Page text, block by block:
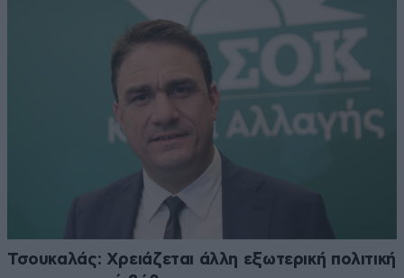
Τσουκαλάς: Xρειάζεται άλλη εξωτερική πολιτική